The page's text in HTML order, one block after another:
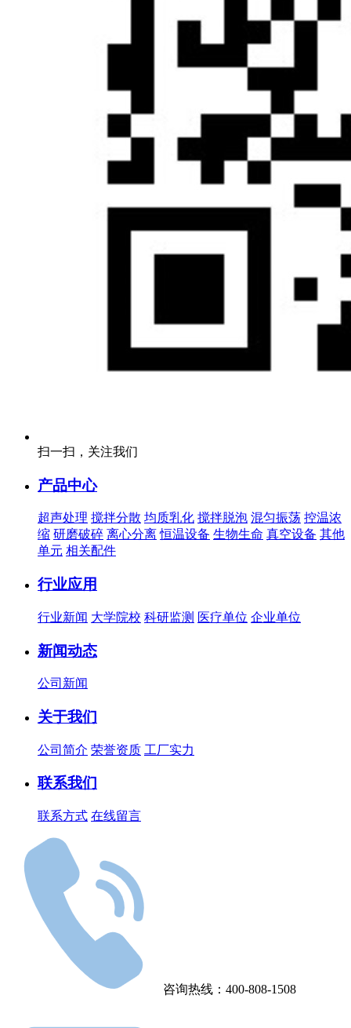
扫一扫，关注我们
产品中心
超声处理 搅拌分散 均质乳化 搅拌脱泡 混匀振荡 控温浓
缩 研磨破碎 离心分离 恒温设备 生物生命 真空设备 其他
单元 相关配件
行业应用
行业新闻 大学院校 科研监测 医疗单位 企业单位
新闻动态
公司新闻
关于我们
公司简介 荣誉资质 工厂实力
联系我们
联系方式 在线留言
咨询热线：400-808-1508